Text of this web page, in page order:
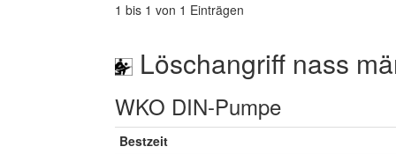
1 bis 1 von 1 Einträgen
Löschangriff nass
WKO DIN-Pumpe
Bestzeit